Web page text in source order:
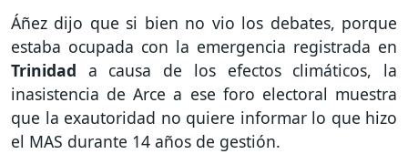
Áñez dijo que si bien no vio los debates, porque
estaba ocupada con la emergencia registrada en
Trinidad a causa de los efectos climáticos, la
inasistencia de Arce a ese foro electoral muestra
que la exautoridad no quiere informar lo que hizo
el MAS durante 14 años de gestión.